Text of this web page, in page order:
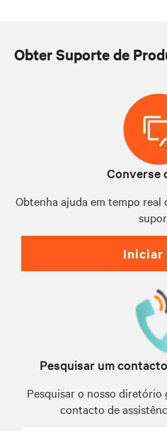
Obter Suporte de
Converse
Obtenha ajuda em tempo real
Iniciar
Pesquisar um
Pesquisar o nosso
contacto de